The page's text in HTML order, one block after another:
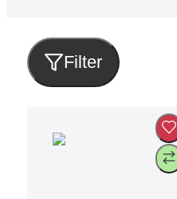
Filter